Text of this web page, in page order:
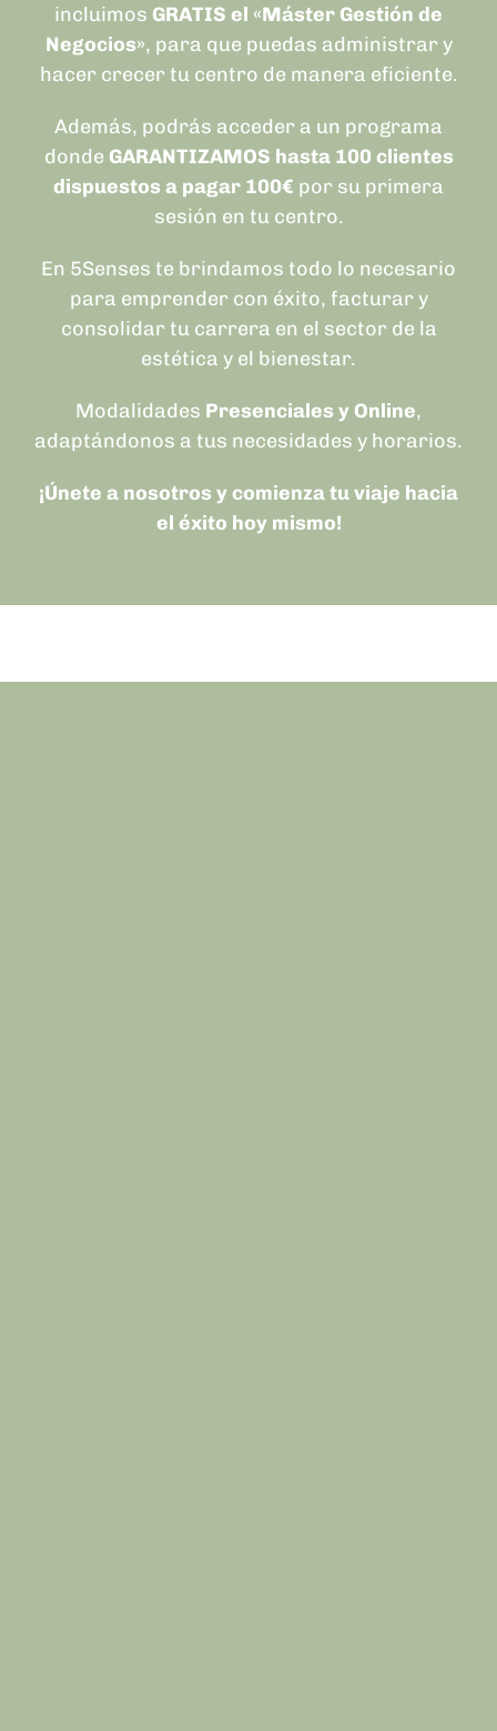
incluimos GRATIS el «Máster Gestión de
Negocios», para que puedas administrar y
hacer crecer tu centro de manera eficiente.
Además, podrás acceder a un programa
donde GARANTIZAMOS hasta 100 clientes
dispuestos a pagar 100€ por su primera
sesión en tu centro.
En 5Senses te brindamos todo lo necesario
para emprender con éxito, facturar y
consolidar tu carrera en el sector de la
estética y el bienestar.
Modalidades Presenciales y Online,
adaptándonos a tus necesidades y horarios.
¡Únete a nosotros y comienza tu viaje hacia
el éxito hoy mismo!